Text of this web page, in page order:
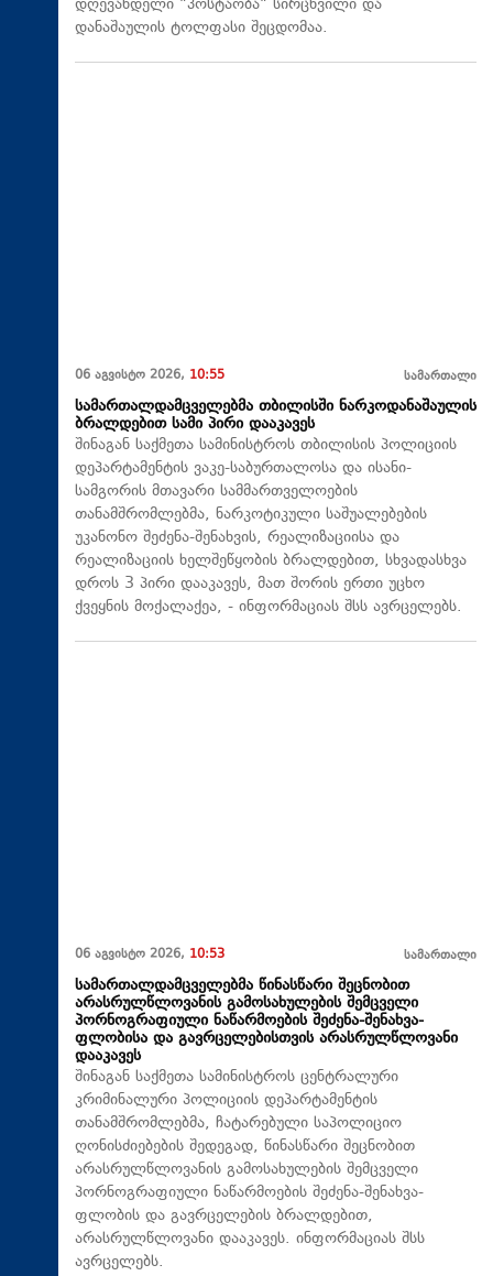
დანაშაულის ტოლფასი შეცდომაა.
06 აგვისტო 2026, 10:55 სამართალი
სამართალდამცველებმა თბილისში ნარკოდანაშაულის
ბრალდებით სამი პირი დააკავეს
შინაგან საქმეთა სამინისტროს თბილისის პოლიციის
დეპარტამენტის ვაკე-საბურთალოსა და ისანი-
სამგორის მთავარი სამმართველოების
თანამშრომლებმა, ნარკოტიკული საშუალებების
უკანონო შეძენა-შენახვის, რეალიზაციისა და
რეალიზაციის ხელშეწყობის ბრალდებით, სხვადასხვა
დროს 3 პირი დააკავეს, მათ შორის ერთი უცხო
ქვეყნის მოქალაქეა, - ინფორმაციას შსს ავრცელებს.
06 აგვისტო 2026, 10:53 სამართალი
სამართალდამცველებმა წინასწარი შეცნობით
არასრულწლოვანის გამოსახულების შემცველი
პორნოგრაფიული ნაწარმოების შეძენა-შენახვა-
ფლობისა და გავრცელებისთვის არასრულწლოვანი
დააკავეს
შინაგან საქმეთა სამინისტროს ცენტრალური
კრიმინალური პოლიციის დეპარტამენტის
თანამშრომლებმა, ჩატარებული საპოლიციო
ღონისძიებების შედეგად, წინასწარი შეცნობით
არასრულწლოვანის გამოსახულების შემცველი
პორნოგრაფიული ნაწარმოების შეძენა-შენახვა-
ფლობის და გავრცელების ბრალდებით,
არასრულწლოვანი დააკავეს. ინფორმაციას შსს
ავრცელებს.